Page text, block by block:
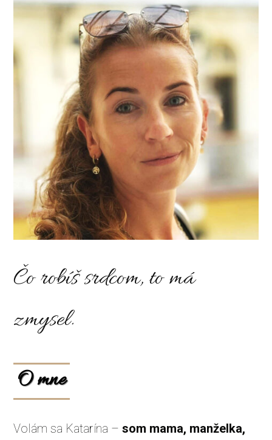
Čo robíš srdcom, to má
zmysel.
O mne
Volám sa Katarína –som mama, manželka,